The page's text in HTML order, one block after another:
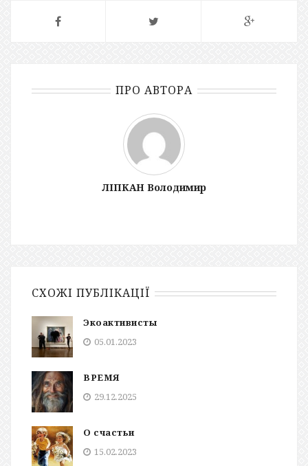
ПРО АВТОРА
ЛІПКАН Володимир
СХОЖІ ПУБЛІКАЦІЇ
Экоактивисты
05.01.2023
ВРЕМЯ
29.12.2025
О счастьи
15.02.2023